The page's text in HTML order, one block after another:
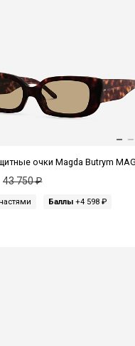
очки Magda Butrym
43 750 ₽
Баллы +4 598 ₽